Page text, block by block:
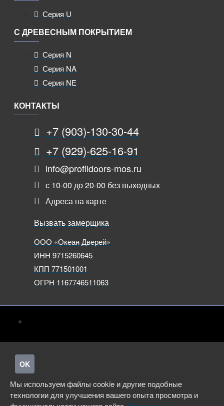
Серия U
С ДРЕВЕСНЫМ ПОКРЫТИЕМ
Серия N
Серия NA
Серия NE
КОНТАКТЫ
+7 (903)-130-30-44
+7 (929)-625-16-91
info@profildoors-mos.ru
с 10-00 до 20-00 без выходных
Адреса на карте
Вызвать замерщика
ООО «Океан Дверей»
ИНН 9715260645
КПП 771501001
ОГРН 1167746511063
OK
Мы используем файлы cookie и другие подобные
технологии для улучшения вашего опыта просмотра и